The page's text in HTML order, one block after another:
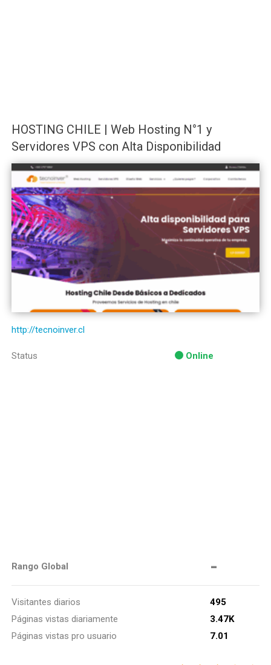
HOSTING CHILE | Web Hosting N°1 y
Servidores VPS con Alta Disponibilidad
http://tecnoinver.cl
Status Online
Rango Global -
Visitantes diarios
495
Páginas vistas diariamente
3.47K
Páginas vistas pro usuario
7.01